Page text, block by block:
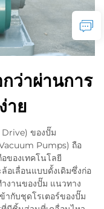
ว่าผ่านการ
าย
Drive) ของปั๊ม
Pumps) ถือ
ของเทคโนโลยี
อเลื่อนแบบดั้งเดิมซึ่งก่อ
งานของปั๊ม แนวทาง
ากับชุดโรเตอร์ของปั๊ม